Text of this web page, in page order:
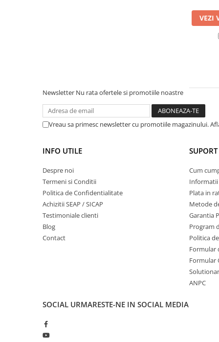
Vibratoare beton
Rigle vibrante
Scarificatoare beton
Aplicatoare cu banda
Accesorii prelucrare suprafete
Pompe pentru zugravit si vopsit
Masini de tencuit
Pompe glet cu snec
Pompe spuma poliuretanica
Echipamente marcaje rutiere
Cilindri vibrocompactori
Accesorii compactoare
Betoniere si Malaxoare
VEZI
Newsletter Nu rata ofertele si promotiile noastre
Vreau sa primesc newsletter cu promotiile magazinului.
INFO UTILE
Despre noi
Termeni si Conditii
Politica de Confidentialitate
Achizitii SEAP / SICAP
Testimoniale clienti
Blog
Contact
Cum
Plata in
Metode
Garantia
Program
Politica
Formular
Formular
ANPC
SOCIAL URMARESTE-NE IN SOCIAL MEDIA